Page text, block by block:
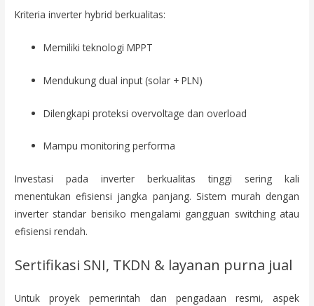
Kriteria inverter hybrid berkualitas:
Memiliki teknologi MPPT
Mendukung dual input (solar + PLN)
Dilengkapi proteksi overvoltage dan overload
Mampu monitoring performa
Investasi pada inverter berkualitas tinggi sering kali
menentukan efisiensi jangka panjang. Sistem murah dengan
inverter standar berisiko mengalami gangguan switching atau
efisiensi rendah.
Sertifikasi SNI, TKDN & layanan purna jual
Untuk proyek pemerintah dan pengadaan resmi, aspek